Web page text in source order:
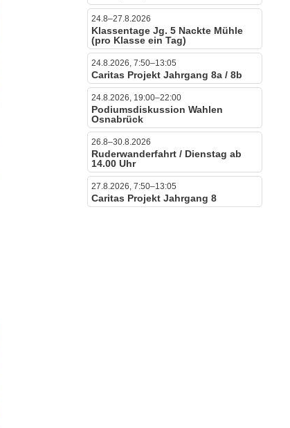
24.8–27.8.2026
Klassentage Jg. 5 Nackte Mühle
(pro Klasse ein Tag)
24.8.2026, 7:50–13:05
Caritas Projekt Jahrgang 8a / 8b
24.8.2026, 19:00–22:00
Podiumsdiskussion Wahlen
Osnabrück
26.8–30.8.2026
Ruderwanderfahrt / Dienstag ab
14.00 Uhr
27.8.2026, 7:50–13:05
Caritas Projekt Jahrgang 8